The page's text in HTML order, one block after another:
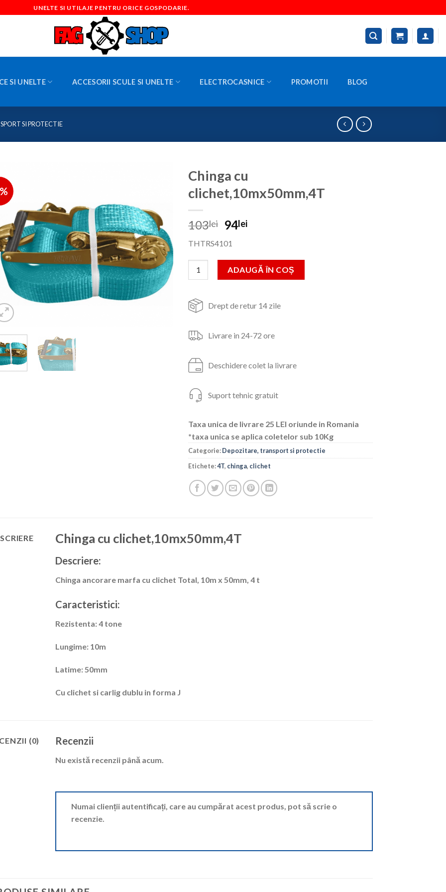
UNELTE SI UTILAJE PENTRU ORICE GOSPODARIE.
SI UNELTE ACCESORII SCULE SI UNELTE ELECTROCASNICE PROMOTII BLOG
SI PROTECTIE
Chinga cu
clichet,10mx50mm,4T
103lei
Prețul
a
fost:
103lei.
94leiPrețul
94lei.
THTRS4101
Cantitate Chinga cu clichet,10mx50mm,4T
ADAUGĂ ÎN COȘ
Drept de retur 14 zile
Livrare in 24-72 ore
Deschidere colet la livrare
Suport tehnic gratuit
Taxa unica de livrare 25 LEI oriunde in Romania
*taxa unica se aplica coletelor sub 10Kg
Categorie:Depozitare, transport si protectie
Etichete:4T, chinga, clichet
Chinga cu clichet,10mx50mm,4T
Descriere:
Chinga ancorare marfa cu clichet Total, 10m x 50mm, 4 t
Caracteristici:
Rezistenta:4 tone
Lungime: 10m
Latime:50mm
Cu clichet si carlig dublu in forma J
(0) Recenzii
Nu există recenzii până acum.
Numai clienții autentificați, care au cumpărat acest produs, pot să scrie o
recenzie.